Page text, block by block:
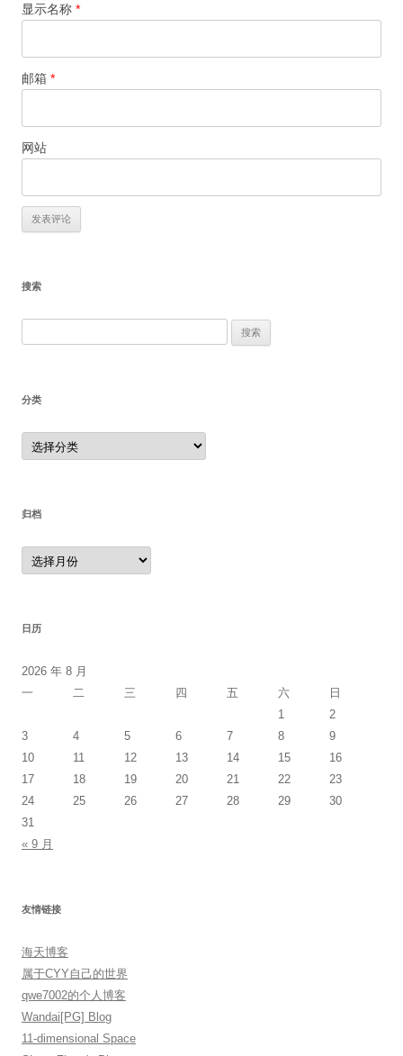
显示名称 *
邮箱 *
网站
搜索
分类
分
类
归档
归
档
日历
2026 年 8 月
一
二 三 四 五 六
日
1
2
3
4 5 6 7 8
9
10
11 12 13 14 15
16
17
18 19 20 21 22
23
24
25 26 27 28 29
30
31
« 9 月
友情链接
海天博客
属于CYY自己的世界
qwe7002的个人博客
Wandai[PG] Blog
11-dimensional Space